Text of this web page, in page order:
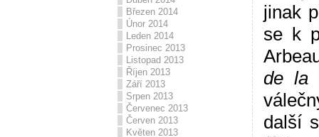
Březen 2014
Únor 2014
Leden 2014
Prosinec 2013
Listopad 2013
Říjen 2013
Září 2013
Srpen 2013
Červenec 2013
Červen 2013
Květen 2013
jinak
se k
de la
další